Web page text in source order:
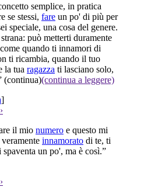
semplice, in pratica
se stessi, fare un po' di più per
speciale, una cosa del genere.
può metterti duramente
quando ti innamori di
ti ricambia, quando il tuo
la tua ragazza ti lasciano solo,
(continua)(continua a leggere)
]
il mio numero e questo mi
innamorato di te, ti
spaventa un po', ma è così.”